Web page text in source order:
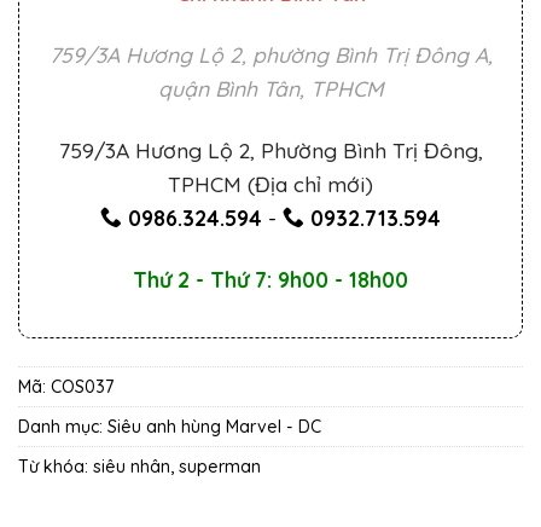
759/3A Hương Lộ 2, phường Bình Trị Đông A,
quận Bình Tân, TPHCM
759/3A Hương Lộ 2, Phường Bình Trị Đông,
TPHCM (Địa chỉ mới)
0986.324.594 - 0932.713.594
Thứ 2 - Thứ 7: 9h00 - 18h00
Mã: COS037
Danh mục: Siêu anh hùng Marvel - DC
Từ khóa: siêu nhân, superman